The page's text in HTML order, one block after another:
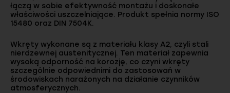
łączą w sobie efektywność montażu i doskonałe
właściwości uszczelniające. Produkt spełnia normy ISO
15480 oraz DIN 7504K.
Wkręty wykonane są z materiału klasy A2, czyli stali
nierdzewnej austenitycznej. Ten materiał zapewnia
wysoką odporność na korozję, co czyni wkręty
szczególnie odpowiednimi do zastosowań w
środowiskach narażonych na działanie czynników
atmosferycznych.